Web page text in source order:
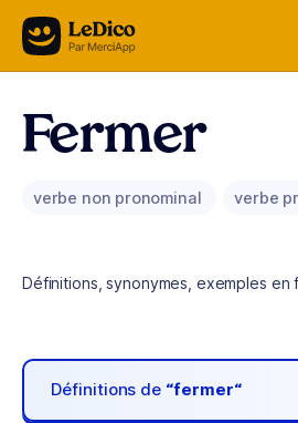
Aller au contenu
Fermer
verbe non pronominal verbe
Définitions, synonymes, exemples en
Définitions de “fermer“